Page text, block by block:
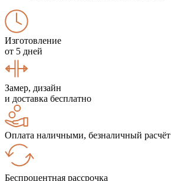
Изготовление
от 5 дней
Замер, дизайн
и доставка бесплатно
Оплата наличными, безналичный расчёт
Беспроцентная рассрочка